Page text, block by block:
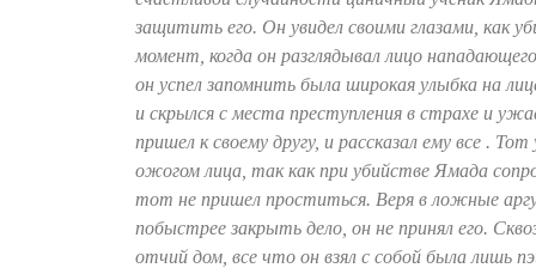
защитить его. Он увидел своими глазами,
момент, когда он разглядывал лицо
он успел запомнить была широкая улыбка на
и скрылся с места преступления в страхе и
пришел к своему другу, и рассказал ему все .
ожогом лица, так как при убийстве Ямада
тот не пришел проститься. Веря в ложные
побыстрее закрыть дело, он не принял его.
отчий дом, все что он взял с собой была лишь